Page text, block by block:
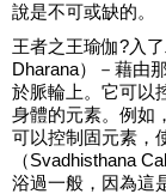
說是不可或缺的。
王者之王瑜伽?入
Dharana）－藉由
於脈輪上。它可以
身體的元素。例如
可以控制固元素，
（Svadhisthana
浴過一般，因為這